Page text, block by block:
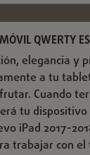
QWERTY
elegancia y
a tu
Cuando
tu
iPad 2017-
trabajar con